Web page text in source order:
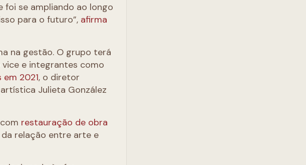
foi se ampliando ao longo
para o futuro”, afirma
na gestão. O grupo terá
vice e integrantes como
2021, o diretor
Julieta González
restauração de obra
relação entre arte e